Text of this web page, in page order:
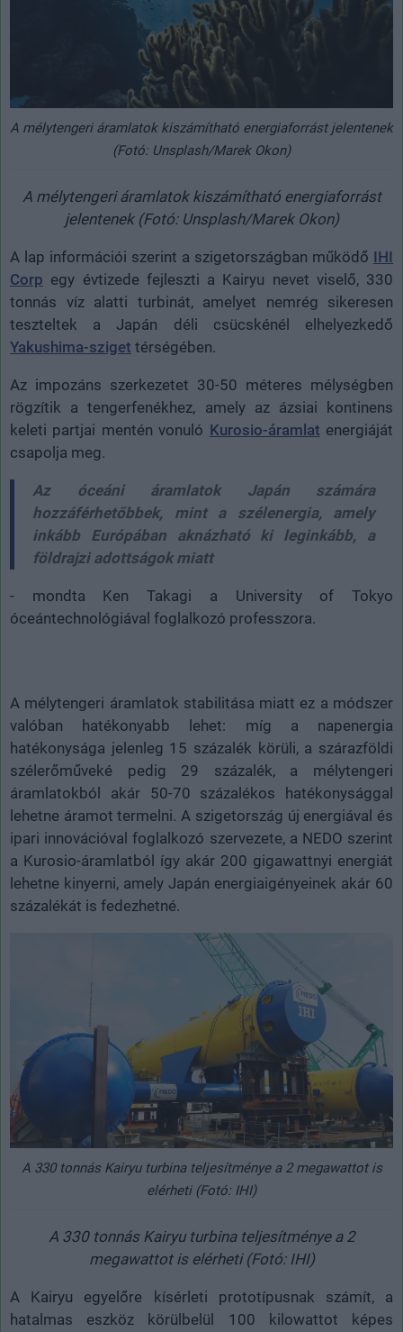
A mélytengeri áramlatok kiszámítható energiaforrást jelentenek
(Fotó: Unsplash/Marek Okon)
A mélytengeri áramlatok kiszámítható energiaforrást
jelentenek (Fotó: Unsplash/Marek Okon)
A lap információi szerint a szigetországban működő IHI
Corp egy évtizede fejleszti a Kairyu nevet viselő, 330
tonnás víz alatti turbinát, amelyet nemrég sikeresen
teszteltek a Japán déli csücskénél elhelyezkedő
Yakushima-sziget térségében.
Az impozáns szerkezetet 30-50 méteres mélységben
rögzítik a tengerfenékhez, amely az ázsiai kontinens
keleti partjai mentén vonuló Kurosio-áramlat energiáját
csapolja meg.
Az óceáni áramlatok Japán számára
hozzáférhetőbbek, mint a szélenergia, amely
inkább Európában aknázható ki leginkább, a
földrajzi adottságok miatt
- mondta Ken Takagi a University of Tokyo
óceántechnológiával foglalkozó professzora.
A mélytengeri áramlatok stabilitása miatt ez a módszer
valóban hatékonyabb lehet: míg a napenergia
hatékonysága jelenleg 15 százalék körüli, a szárazföldi
szélerőműveké pedig 29 százalék, a mélytengeri
áramlatokból akár 50-70 százalékos hatékonysággal
lehetne áramot termelni. A szigetország új energiával és
ipari innovációval foglalkozó szervezete, a NEDO szerint
a Kurosio-áramlatból így akár 200 gigawattnyi energiát
lehetne kinyerni, amely Japán energiaigényeinek akár 60
százalékát is fedezhetné.
A 330 tonnás Kairyu turbina teljesítménye a 2 megawattot is
elérheti (Fotó: IHI)
A 330 tonnás Kairyu turbina teljesítménye a 2
megawattot is elérheti (Fotó: IHI)
A Kairyu egyelőre kísérleti prototípusnak számít, a
hatalmas eszköz körülbelül 100 kilowattot képes